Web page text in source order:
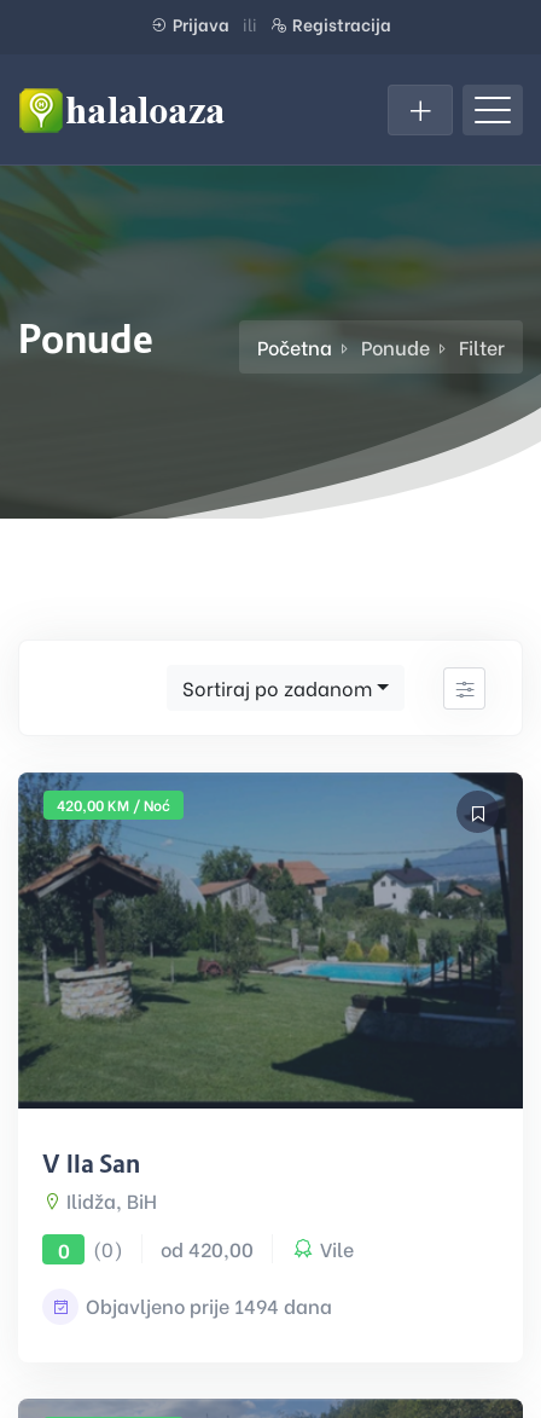
Prijava ili Registracija
Ponude Početna Ponude Filter
Sortiraj po zadanom
420,00 KM / Noć
Villa Sani
Ilidža, BiH
0
(0) od 420,00 Vile
Objavljeno prije 1494 dana